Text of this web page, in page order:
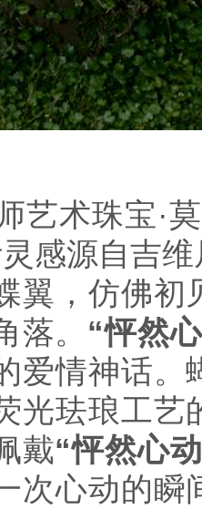
术珠宝·莫
灵感源自吉
翼，仿佛
落。 “怦然
爱情神话
光珐琅工艺
戴“怦然心
次心动的瞬